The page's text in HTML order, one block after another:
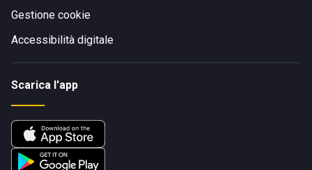
Gestione cookie
Accessibilità digitale
Scarica l'app